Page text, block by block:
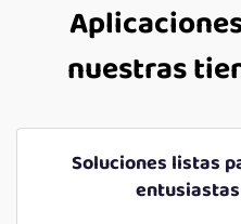
nuestras
Soluciones listas